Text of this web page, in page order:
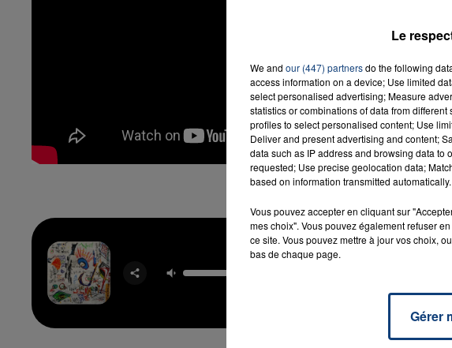
Paradise
Le
We and our (447) partnersdo the following
access information on a device; Use limited
select personalised advertising; Measure
statistics or combinations of data from
profiles to select personalised content; Use
Deliver and present advertising and content;
data such as IP address and browsing data
requested; Use precise geolocation data;
based on information transmitted automatically.
Vous pouvez accepter en cliquant sur
mes choix". Vous pouvez également refuser
ce site. Vous pouvez mettre à jour vos choix,
bas de chaque page.
Gérer